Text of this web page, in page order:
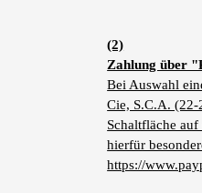
(2)
Zahlung über
Bei Auswahl
Cie, S.C.A. (22-
Schaltfläche
hierfür
https://